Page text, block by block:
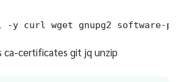
curl wget gnupg2 software-
certificates git jq unzip